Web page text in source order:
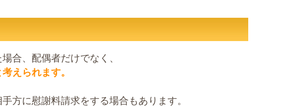
合、配偶者だけでなく、
えられます。
方に慰謝料請求をする場合もあります。